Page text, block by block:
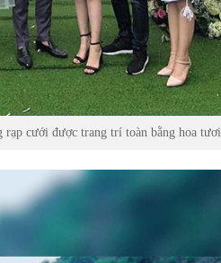
rạp cưới được trang trí toàn bằng hoa tươi